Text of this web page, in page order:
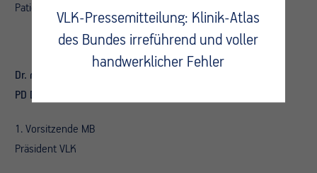
Patientenversorgung zur Verfügung stellen.
Dr. med. Susanne Johna
PD Dr. med.
1. Vorsitzende MB
Präsident VLK
VLK-Pressemitteilung: Klinik-Atlas
des Bundes irreführend und voller
handwerklicher Fehler